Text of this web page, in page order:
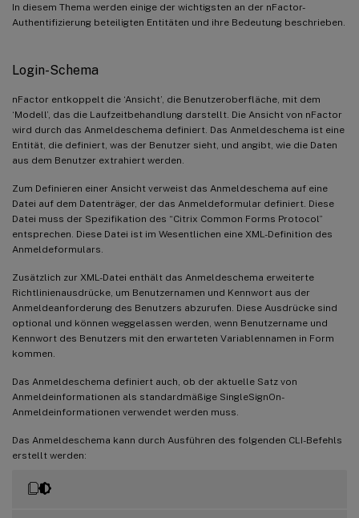
In diesem Thema werden einige der wichtigsten an der nFactor-
Authentifizierung beteiligten Entitäten und ihre Bedeutung beschrieben.
Login-Schema
nFactor entkoppelt die ‘Ansicht’, die Benutzeroberfläche, mit dem
‘Modell’, das die Laufzeitbehandlung darstellt. Die Ansicht von nFactor
wird durch das Anmeldeschema definiert. Das Anmeldeschema ist eine
Entität, die definiert, was der Benutzer sieht, und angibt, wie die Daten
aus dem Benutzer extrahiert werden.
Zum Definieren einer Ansicht verweist das Anmeldeschema auf eine
Datei auf dem Datenträger, der das Anmeldeformular definiert. Diese
Datei muss der Spezifikation des “Citrix Common Forms Protocol”
entsprechen. Diese Datei ist im Wesentlichen eine XML-Definition des
Anmeldeformulars.
Zusätzlich zur XML-Datei enthält das Anmeldeschema erweiterte
Richtlinienausdrücke, um Benutzernamen und Kennwort aus der
Anmeldeanforderung des Benutzers abzurufen. Diese Ausdrücke sind
optional und können weggelassen werden, wenn Benutzername und
Kennwort des Benutzers mit den erwarteten Variablennamen in Form
kommen.
Das Anmeldeschema definiert auch, ob der aktuelle Satz von
Anmeldeinformationen als standardmäßige SingleSignOn-
Anmeldeinformationen verwendet werden muss.
Das Anmeldeschema kann durch Ausführen des folgenden CLI-Befehls
erstellt werden: